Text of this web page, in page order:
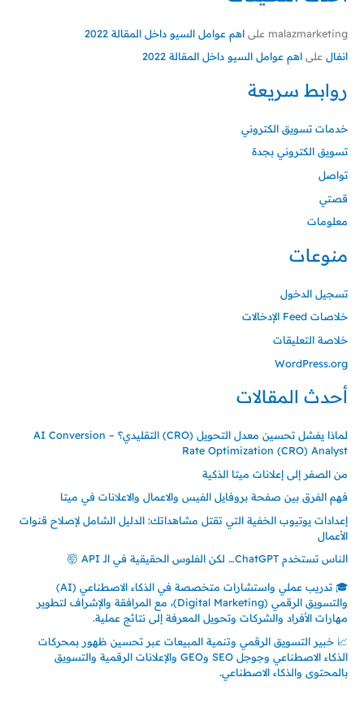
malazmarketing على اهم عوامل السيو داخل المقالة 2022
انفال على اهم عوامل السيو داخل المقالة 2022
روابط سريعة
خدمات تسويق الكتروني
تسويق الكتروني بجدة
تواصل
قصتي
معلومات
منوعات
تسجيل الدخول
خلاصات Feed الإدخالات
خلاصة التعليقات
WordPress.org
أحدث المقالات
لماذا يفشل تحسين معدل التحويل (CRO) التقليدي؟ – AI Conversion
Rate Optimization (CRO) Analyst
من الصفر إلى إعلانات ميتا الذكية
فهم الفرق بين صفحة بروفايل الفيس والاعمال والاعلانات في ميتا
إعدادات يوتيوب الخفية التي تقتل مشاهداتك: الدليل الشامل لإصلاح قنوات
الأعمال
الناس تستخدم ChatGPT… لكن الفلوس الحقيقية في الـ API 🤯
🎓 تدريب عملي واستشارات متخصصة في الذكاء الاصطناعي (AI)
والتسويق الرقمي (Digital Marketing)، مع المرافقة والإشراف لتطوير
مهارات الأفراد والشركات وتحويل المعرفة إلى نتائج عملية.
📈 خبير التسويق الرقمي وتنمية المبيعات عبر تحسين ظهور بمحركات
الذكاء الاصطناعي وجوجل SEO وGEO والإعلانات الرقمية والتسويق
بالمحتوى والذكاء الاصطناعي.